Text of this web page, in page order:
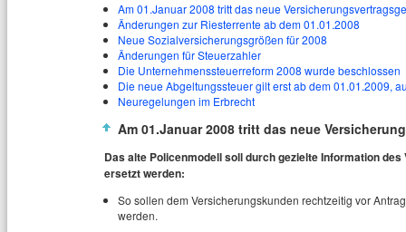
Am 01.Januar 2008 tritt das neue
Änderungen zur Riesterrente ab dem 01.01.2008
Neue Sozialversicherungsgrößen für 2008
Änderungen für Steuerzahler
Die Unternehmenssteuerreform 2008 wurde beschlossen
Die neue Abgeltungssteuer gilt erst ab dem 01.01.2009,
Neuregelungen im Erbrecht
Am 01.Januar 2008 tritt das neue
Das alte Policenmodell soll durch gezielte Information
ersetzt werden:
So sollen dem Versicherungskunden rechtzeitig vor
werden.